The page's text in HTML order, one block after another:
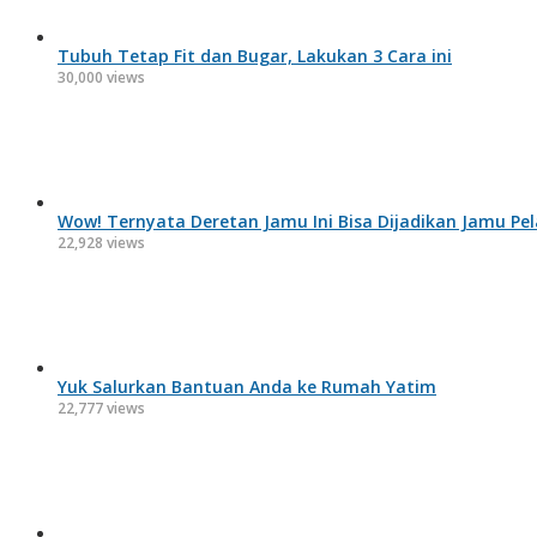
Tubuh Tetap Fit dan Bugar, Lakukan 3 Cara ini
30,000 views
Wow! Ternyata Deretan Jamu Ini Bisa Dijadikan Jamu
22,928 views
Yuk Salurkan Bantuan Anda ke Rumah Yatim
22,777 views